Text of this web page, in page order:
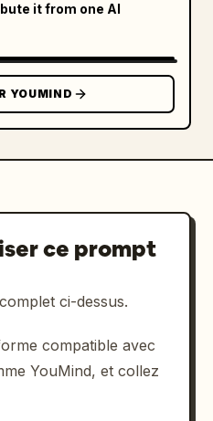
it from one AI
YOUMIND
ce prompt
ci-dessus.
compatible avec
YouMind, et collez